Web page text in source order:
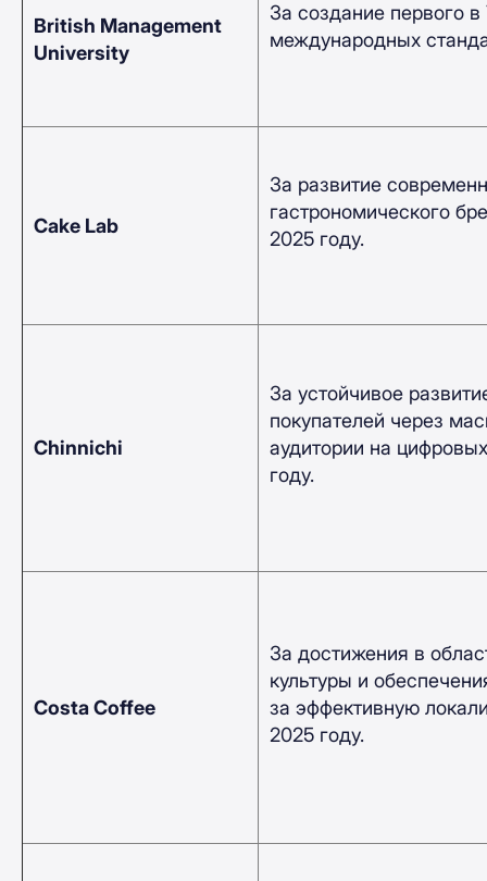
British Management
University
За создание первого в
международных
Cake Lab
За развитие
гастрономического
2025 году.
Chinnichi
За устойчивое
покупателей через
аудитории на
году.
Costa Coffee
За достижения в
культуры и
за эффективную
2025 году.